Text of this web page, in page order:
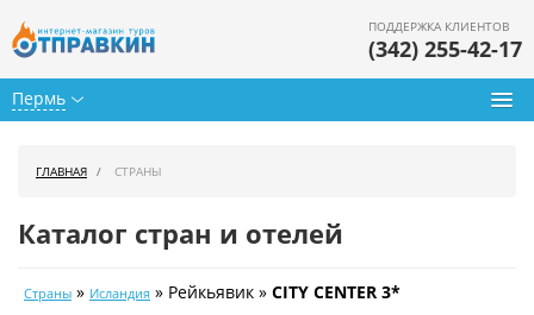
Пермь
ПОДДЕРЖКА КЛИЕНТОВ
(342) 255-42-17
Календарь туров
ГЛАВНАЯ СТРАНЫ
Каталог стран и отелей
Страны » Исландия » Рейкьявик » CITY CENTER 3*